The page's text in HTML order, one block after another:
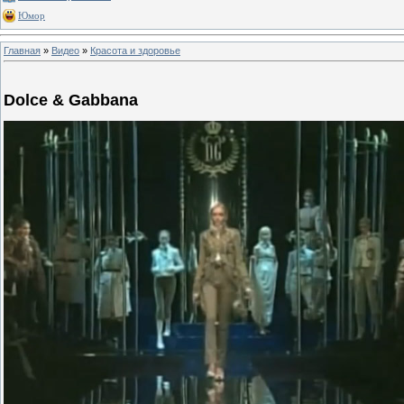
Юмор
Главная » Видео » Красота и здоровье
Dolce & Gabbana